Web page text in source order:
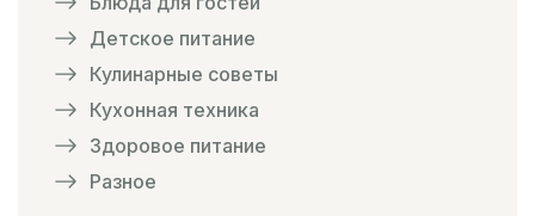
Детское питание
Кулинарные советы
Кухонная техника
Здоровое питание
Разное